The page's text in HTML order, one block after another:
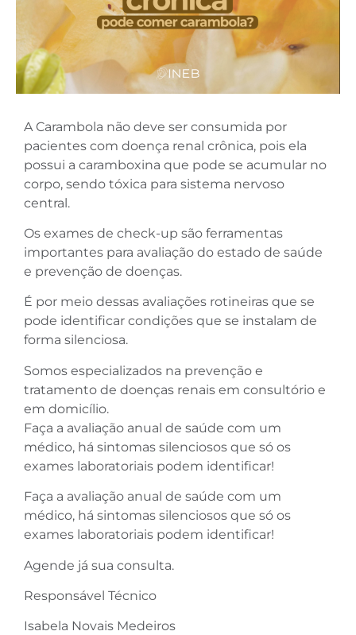
A Carambola não deve ser consumida por
pacientes com doença renal crônica, pois ela
possui a caramboxina que pode se acumular no
corpo, sendo tóxica para sistema nervoso
central.
Os exames de check-up são ferramentas
importantes para avaliação do estado de saúde
e prevenção de doenças.
É por meio dessas avaliações rotineiras que se
pode identificar condições que se instalam de
forma silenciosa.
Somos especializados na prevenção e
tratamento de doenças renais em consultório e
em domicílio.
Faça a avaliação anual de saúde com um
médico, há sintomas silenciosos que só os
exames laboratoriais podem identificar!
Faça a avaliação anual de saúde com um
médico, há sintomas silenciosos que só os
exames laboratoriais podem identificar!
Agende já sua consulta.
Responsável Técnico
Isabela Novais Medeiros